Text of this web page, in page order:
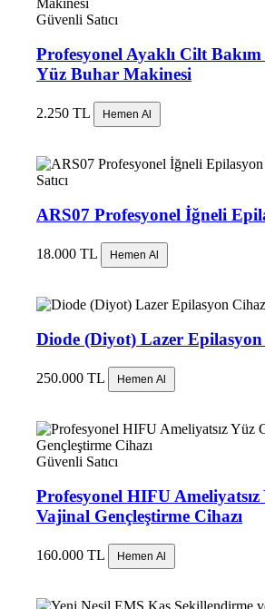
Güvenli Satıcı
Profesyonel Ayaklı Cilt
Yüz Buhar Makinesi
2.250 TL Hemen Al
Satıcı
ARS07 Profesyonel İğneli
18.000 TL Hemen Al
Diode (Diyot) Lazer Epilasyon
250.000 TL Hemen Al
Güvenli Satıcı
Profesyonel HIFU Ameliyatsız
Vajinal Gençleştirme Cihazı
160.000 TL Hemen Al